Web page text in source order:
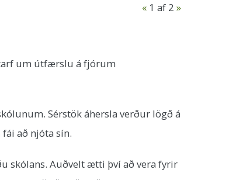
« 1 af 2 »
um útfærslu á fjórum
Sérstök áhersla verður lögð á
að njóta sín.
skólans. Auðvelt ætti því að vera fyrir